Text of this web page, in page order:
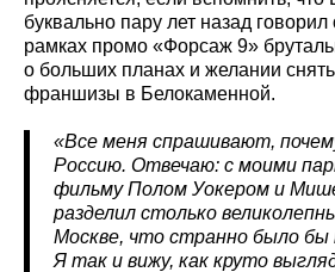
буквально пару лет назад
рамках промо «Форсаж 9»
о больших планах и желании
франшизы в Белокаменной.
«Все меня спрашивают,
Россию. Отвечаю: с моими
фильму Полом Уокером и
разделил столько
Москве, что странно было
Я так и вижу, как круто